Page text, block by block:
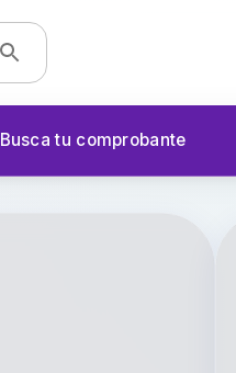
Busca tu comprobante